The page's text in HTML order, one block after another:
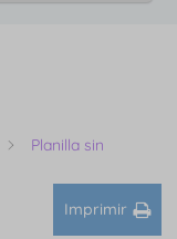
Planilla sin
Imprimir